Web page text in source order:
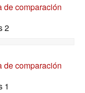
de comparación
2
de comparación
1